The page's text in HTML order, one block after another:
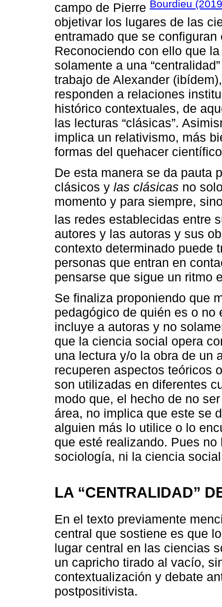
campo de Pierre Bourdieu (2019
objetivar los lugares de las
entramado que se
Reconociendo con ello que
solamente a una
trabajo de Alexander
responden a relaciones
histórico contextuales, de
las lecturas “clásicas”.
implica un relativismo, más
formas del quehacer
De esta manera se da pauta
clásicos y las clásicas no
momento y para siempre,
las redes establecidas entre
autores y las autoras y sus
contexto determinado puede
personas que entran en
pensarse que sigue un ritmo
Se finaliza proponiendo que
pedagógico de quién es o
incluye a autoras y no
que la ciencia social opera
una lectura y/o la obra de un
recuperen aspectos teóricos
son utilizadas en diferentes
modo que, el hecho de no
área, no implica que este se
alguien más lo utilice o lo
que esté realizando. Pues
sociología, ni la ciencia
LA “CENTRALIDAD”
En el texto previamente
central que sostiene es que
lugar central en las ciencias
un capricho tirado al vacío,
contextualización y debate
postpositivista.